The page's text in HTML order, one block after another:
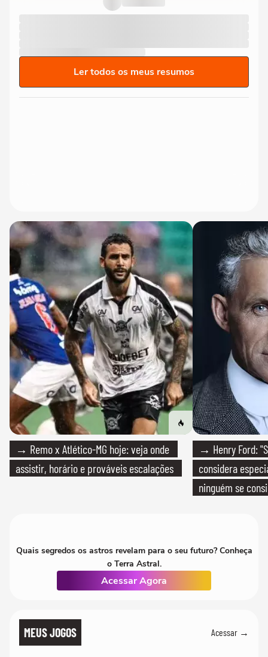
Ler todos os meus resumos
→ Remo x Atlético-MG hoje: veja onde
assistir, horário e prováveis escalações
→ Henry Ford:
considera
ninguém se
Quais segredos os astros revelam para o seu futuro? Conheça
o Terra Astral.
Acessar Agora
MEUS JOGOS Acessar →